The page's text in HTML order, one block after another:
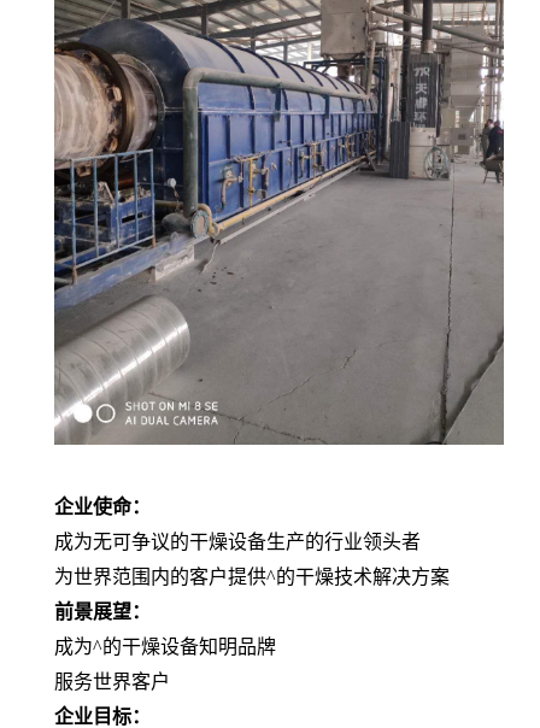
企业使命：
成为无可争议的干燥设备生产的行业领头者
为世界范围内的客户提供^的干燥技术解决方案
前景展望：
成为^的干燥设备知明品牌
服务世界客户
企业目标：